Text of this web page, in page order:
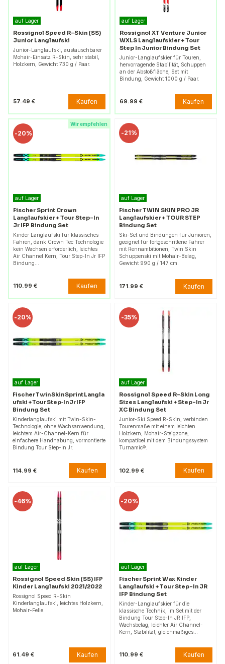
auf Lager
Rossignol Speed R-Skin (SS)
Junior Langlaufski
Junior-Langlaufski, austauschbarer
Mohair-Einsatz R-Skin, sehr stabil,
Holzkern, Gewicht 730 g / Paar.
57.49 € Kaufen
auf Lager
Rossignol XT Venture Junior
WXLS Langlaufskier + Tour
Step In Junior Bindung Set
Junior-Langlaufskier für Touren,
hervorragende Stabilität, Schuppen
an der Abstoßfläche, Set mit
Bindung, Gewicht 1000 g / Paar.
69.99 € Kaufen
Wir empfehlen
-20%
auf Lager
Fischer Sprint Crown
Langlaufskier + Tour Step-In
Jr IFP Bindung Set
Kinder Langlaufski für klassisches
Fahren, dank Crown Tec Technologie
kein Wachsen erforderlich, leichtes
Air Channel Kern, Tour Step-In Jr IFP
Bindung…
110.99 € Kaufen
-21%
auf Lager
Fischer TWIN SKIN PRO JR
Langlaufskier + TOUR STEP
Bindung Set
Ski-Set und Bindungen für Junioren,
geeignet für fortgeschrittene Fahrer
mit Rennambitionen, Twin Skin
Schuppenski mit Mohair-Belag,
Gewicht 990 g / 147 cm.
171.99 € Kaufen
-20%
auf Lager
Fischer Twin Skin Sprint Langla
ufski + Tour Step‑In Jr IFP
Bindung Set
Kinderlanglaufski mit Twin-Skin-
Technologie, ohne Wachsanwendung,
leichtem Air-Channel-Kern für
einfachere Handhabung, vormontierte
Bindung Tour Step-In Jr.
114.99 € Kaufen
-35%
auf Lager
Rossignol Speed R-Skin Long
Sizes Langlaufski + Step-In Jr
XC Bindung Set
Junior-Ski Speed R-Skin, verbinden
Tourenmaße mit einem leichten
Holzkern, Mohair-Steigzone,
kompatibel mit dem Bindungssystem
Turnamic®.
102.99 € Kaufen
-46%
auf Lager
Rossignol Speed Skin (SS) IFP
Kinder Langlaufski 2021/2022
Rossignol Speed R-Skin
Kinderlanglaufski, leichtes Holzkern,
Mohair-Felle.
61.49 € Kaufen
-20%
auf Lager
Fischer Sprint Wax Kinder
Langlaufski + Tour Step-In JR
IFP Bindung Set
Kinder-Langlaufskier für die
klassische Technik, im Set mit der
Bindung Tour Step-In JR IFP,
Wachsbelag, leichter Air Channel-
Kern, Stabilität, gleichmäßiges…
110.99 € Kaufen